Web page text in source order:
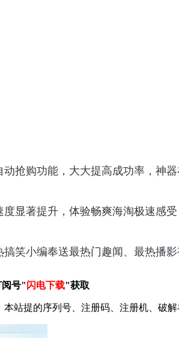
抢购功能，大大提高成功率，神器
显著提升，体验畅爽海淘极速感受
笑小编奉送最热门趣闻、最热播
阅号"闪电下载"获取
站提的序列号、注册码、注册机、破